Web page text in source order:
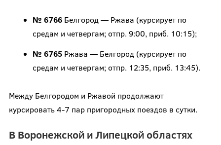
№ 6766Белгород — Ржава (курсирует по
средам и четвергам; отпр. 9:00, приб. 10:15);
№ 6765Ржава — Белгород (курсирует по
средам и четвергам; отпр. 12:35, приб. 13:45).
Между Белгородом и Ржавой продолжают
курсировать 4-7 пар пригородных поездов в сутки.
В Воронежской и Липецкой областях